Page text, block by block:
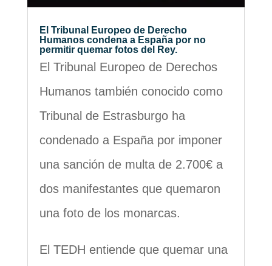
El Tribunal Europeo de Derecho
Humanos condena a España por no
permitir quemar fotos del Rey.
El Tribunal Europeo de Derechos
Humanos también conocido como
Tribunal de Estrasburgo ha
condenado a España por imponer
una sanción de multa de 2.700€ a
dos manifestantes que quemaron
una foto de los monarcas.
El TEDH entiende que quemar una